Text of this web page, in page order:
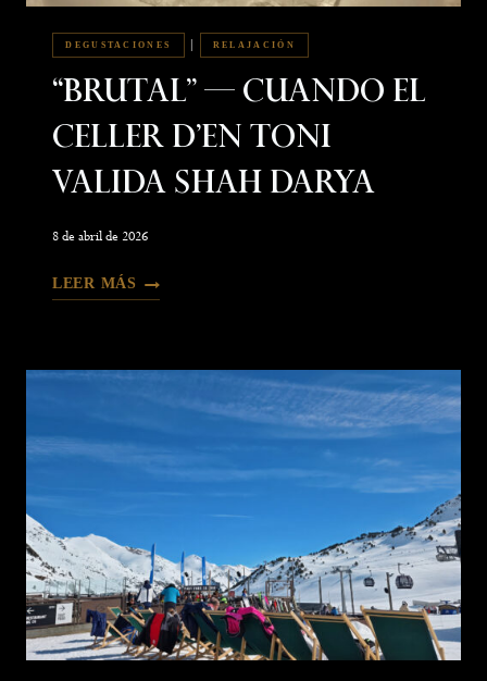
DEGUSTACIONES RELAJACIÓN
“Brutal” — Cuando El
Celler D’En Toni
Valida Shah Darya
8 de abril de 2026
LEER MÁS